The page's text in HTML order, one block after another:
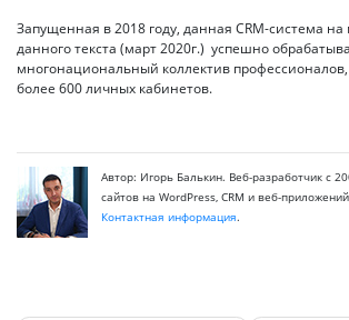
Запущенная в 2018 году, данная CRM-система
данного текста (март 2020г.) успешно
многонациональный коллектив
более 600 личных кабинетов.
Автор: Игорь Балькин. Веб-разработчик с
сайтов на WordPress, CRM и веб-
Контактная информация.